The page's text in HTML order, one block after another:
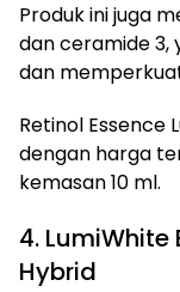
Produk ini juga
dan ceramide 3,
dan
Retinol Essence
dengan harga
kemasan 10 ml.
4.
Hybrid